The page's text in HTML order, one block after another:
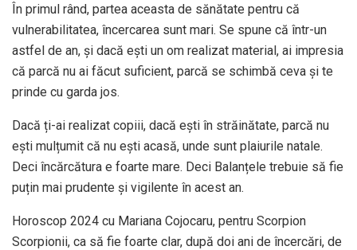
În primul rând, partea aceasta de sănătate pentru că
vulnerabilitatea, încercarea sunt mari. Se spune că într-un
astfel de an, și dacă ești un om realizat material, ai impresia
că parcă nu ai făcut suficient, parcă se schimbă ceva și te
prinde cu garda jos.
Dacă ți-ai realizat copiii, dacă ești în străinătate, parcă nu
ești mulțumit că nu ești acasă, unde sunt plaiurile natale.
Deci încărcătura e foarte mare. Deci Balanțele trebuie să fie
puțin mai prudente și vigilente în acest an.
Horoscop 2024 cu Mariana Cojocaru, pentru Scorpion
Scorpionii, ca să fie foarte clar, după doi ani de încercări, de